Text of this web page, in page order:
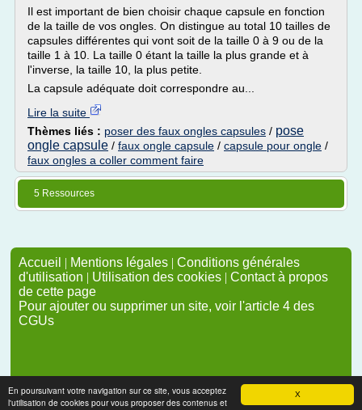
X
En poursuivant votre navigation sur ce site, vous acceptez
l'utilisation de cookies pour vous proposer des contenus et
Il est important de bien choisir chaque capsule en fonction
de la taille de vos ongles. On distingue au total 10 tailles de
capsules différentes qui vont soit de la taille 0 à 9 ou de la
taille 1 à 10. La taille 0 étant la taille la plus grande et à
l'inverse, la taille 10, la plus petite.
La capsule adéquate doit correspondre au...
Lire la suite
Thèmes liés : poser des faux ongles capsules / pose
ongle capsule / faux ongle capsule / capsule pour ongle /
faux ongles a coller comment faire
5 Ressources
Accueil | Mentions légales | Conditions générales
d'utilisation | Utilisation des cookies | Contact à propos
de cette page
Pour ajouter ou supprimer un site, voir l'article 4 des
CGUs